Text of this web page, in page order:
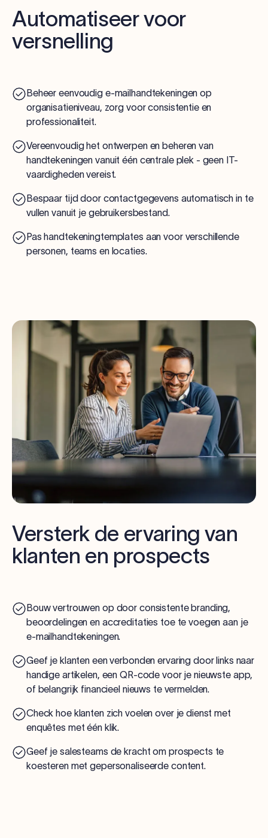
Automatiseer voor
versnelling
Beheer eenvoudig e-mailhandtekeningen op
organisatieniveau, zorg voor consistentie en
professionaliteit.
Vereenvoudig het ontwerpen en beheren van
handtekeningen vanuit één centrale plek - geen IT-
vaardigheden vereist.
Bespaar tijd door contactgegevens automatisch in te
vullen vanuit je gebruikersbestand.
Pas handtekeningtemplates aan voor verschillende
personen, teams en locaties.
Versterk de ervaring van
klanten en prospects
Bouw vertrouwen op door consistente branding,
beoordelingen en accreditaties toe te voegen aan je
e-mailhandtekeningen.
Geef je klanten een verbonden ervaring door links naar
handige artikelen, een QR-code voor je nieuwste app,
of belangrijk financieel nieuws te vermelden.
Check hoe klanten zich voelen over je dienst met
enquêtes met één klik.
Geef je salesteams de kracht om prospects te
koesteren met gepersonaliseerde content.